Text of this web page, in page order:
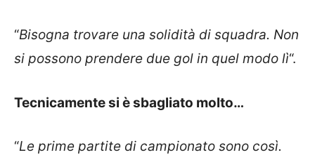
“Bisogna trovare una solidità di squadra. Non
si possono prendere due gol in quel modo lì“.
Tecnicamente si è sbagliato molto…
“Le prime partite di campionato sono così.